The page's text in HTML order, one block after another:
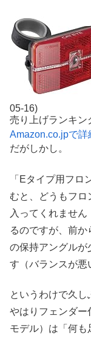
05-16)
売り上げランキン
Amazon.co.jpで詳
だがしかし。
「Eタイプ用フロ
むと、どうもフロ
入ってくれませ
るのですが、前
の保持アングルが
す（バランスが悪
というわけで久し
やはりフェンダー
モデル）は「何も